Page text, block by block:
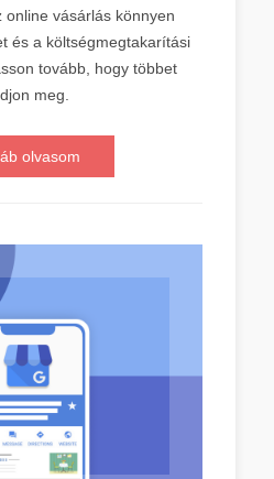
online vásárlás könnyen
és a költségmegtakarítási
tovább, hogy többet
meg.
olvasom